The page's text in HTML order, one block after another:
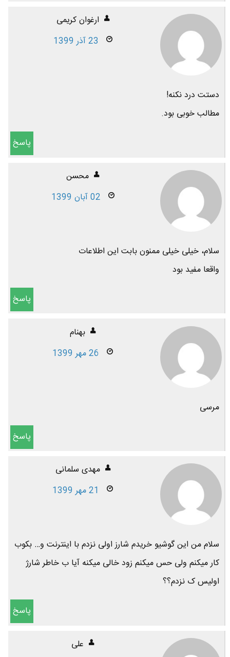
ارغوان کریمی
23 آذر 1399
دستت درد نکنه!
مطالب خوبی بود.
پاسخ
محسن
02 آبان 1399
سلام، خیلی خیلی ممنون بابت این اطلاعات
واقعا مفید بود
پاسخ
بهنام
26 مهر 1399
مرسی
پاسخ
مهدی سلمانی
21 مهر 1399
سلام من این گوشیو خریدم شارز اولی نزدم با اینترنت و… بکوب
کار میکنم ولی حس میکنم زود خالی میکنه آیا ب خاطر شارژ
اولیس ک نزدم؟؟
پاسخ
علی